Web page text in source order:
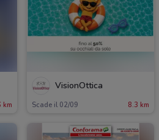
km
VisionOttica
Scade il 02/09 8.3 km